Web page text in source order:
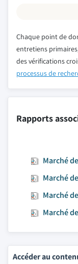
Chaque point de
entretiens
des vérifications
processus de
Rapports
Marché
Marché
Marché
Marché
Accéder au